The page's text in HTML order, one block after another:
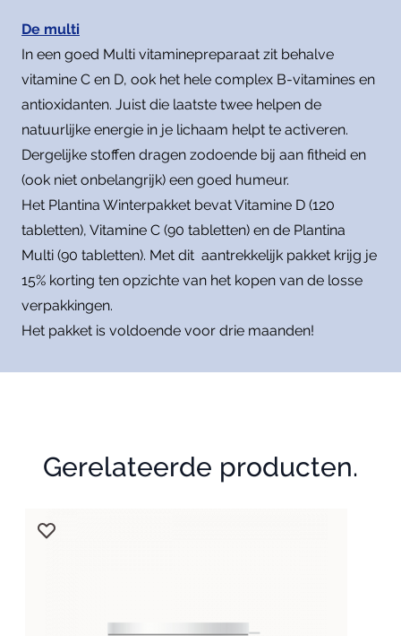
De multi
In een goed Multi vitaminepreparaat zit behalve
vitamine C en D, ook het hele complex B-vitamines en
antioxidanten. Juist die laatste twee helpen de
natuurlijke energie in je lichaam helpt te activeren.
Dergelijke stoffen dragen zodoende bij aan fitheid en
(ook niet onbelangrijk) een goed humeur.
Het Plantina Winterpakket bevat Vitamine D (120
tabletten), Vitamine C (90 tabletten) en de Plantina
Multi (90 tabletten). Met dit aantrekkelijk pakket krijg je
15% korting ten opzichte van het kopen van de losse
verpakkingen.
Het pakket is voldoende voor drie maanden!
Gerelateerde producten.